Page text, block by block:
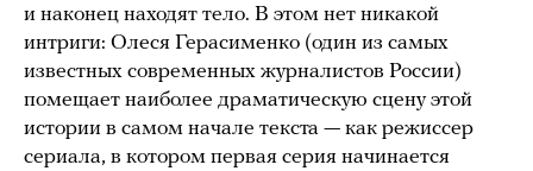
и наконец находят тело. В этом нет никакой
интриги: Олеся Герасименко (один из самых
известных современных журналистов России)
помещает наиболее драматическую сцену этой
истории в самом начале текста — как режиссер
сериала, в котором первая серия начинается